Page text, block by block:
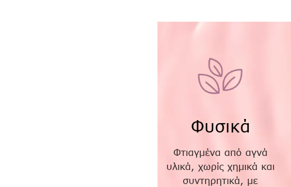
Φυσικά
Φτιαγμένα από αγνά
υλικά, χωρίς χημικά και
συντηρητικά, με